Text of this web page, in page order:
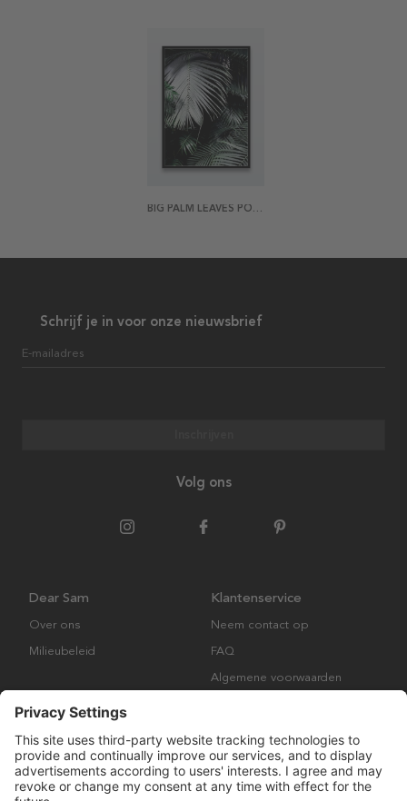
BIG PALM LEAVES POSTER
Schrijf je in voor onze nieuwsbrief
E-mailadres
Volg ons
Dear Sam
Over ons
Milieubeleid
Klantenservice
Neem contact op
FAQ
Algemene voorwaarden